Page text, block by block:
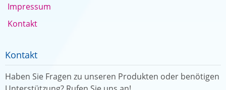
Impressum
Kontakt
Kontakt
Haben Sie Fragen zu unseren Produkten oder benötigen